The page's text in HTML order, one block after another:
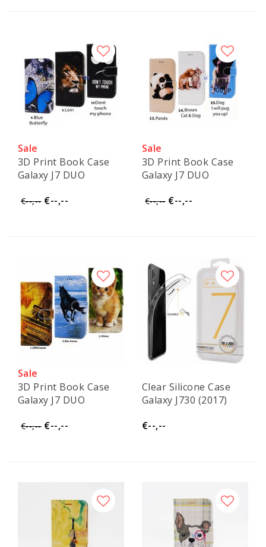
Sale
3D Print Book Case
Galaxy J7 DUO
€--,-- €--,--
Sale
3D Print Book Case
Galaxy J7 DUO
€--,-- €--,--
Sale
3D Print Book Case
Galaxy J7 DUO
€--,-- €--,--
Clear Silicone Case
Galaxy J730 (2017)
€--,--